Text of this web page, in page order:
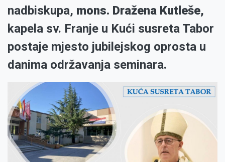
nadbiskupa, mons. Dražena Kutleše,
kapela sv. Franje u Kući susreta Tabor
postaje mjesto jubilejskog oprosta u
danima održavanja seminara.